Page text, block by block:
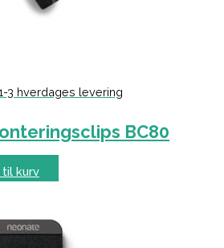
3 hverdages levering
BC80
kurv